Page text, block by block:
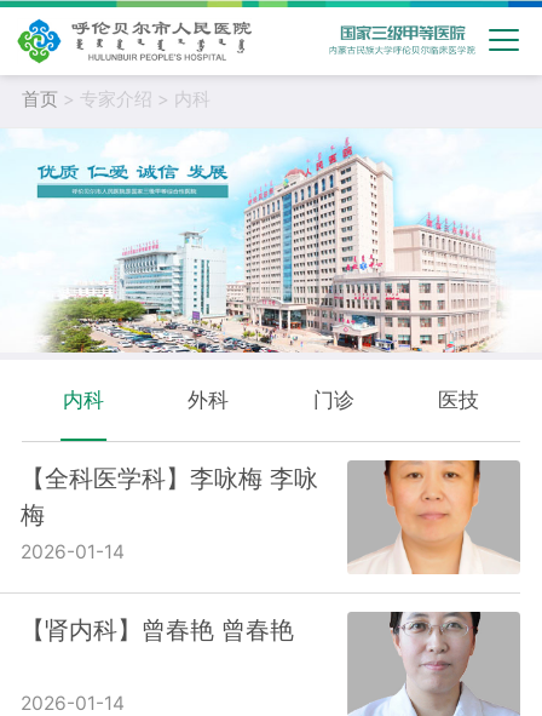
首页 > 专家介绍 > 内科
内科 外科 门诊 医技
【全科医学科】李咏梅 李咏
梅
2026-01-14
【肾内科】曾春艳 曾春艳
2026-01-14